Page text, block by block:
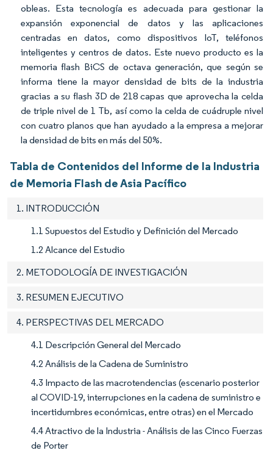
obleas. Esta tecnología es adecuada para gestionar la
expansión exponencial de datos y las aplicaciones
centradas en datos, como dispositivos IoT, teléfonos
inteligentes y centros de datos. Este nuevo producto es la
memoria flash BiCS de octava generación, que según se
informa tiene la mayor densidad de bits de la industria
gracias a su flash 3D de 218 capas que aprovecha la celda
de triple nivel de 1 Tb, así como la celda de cuádruple nivel
con cuatro planos que han ayudado a la empresa a mejorar
la densidad de bits en más del 50%.
Tabla de Contenidos del Informe de la Industria
de Memoria Flash de Asia Pacífico
1. INTRODUCCIÓN
1.1 Supuestos del Estudio y Definición del Mercado
1.2 Alcance del Estudio
2. METODOLOGÍA DE INVESTIGACIÓN
3. RESUMEN EJECUTIVO
4. PERSPECTIVAS DEL MERCADO
4.1 Descripción General del Mercado
4.2 Análisis de la Cadena de Suministro
4.3 Impacto de las macrotendencias (escenario posterior
al COVID-19, interrupciones en la cadena de suministro e
incertidumbres económicas, entre otras) en el Mercado
4.4 Atractivo de la Industria - Análisis de las Cinco Fuerzas
de Porter